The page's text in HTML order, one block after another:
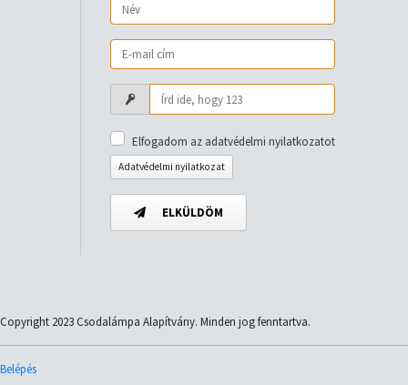
Elfogadom az adatvédelmi nyilatkozatot
Adatvédelmi nyilatkozat
ELKÜLDÖM
Copyright 2023 Csodalámpa Alapítvány. Minden jog fenntartva.
Belépés